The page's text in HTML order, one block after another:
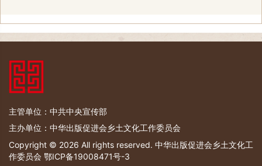
主管单位：中共中央宣传部
主办单位：中华出版促进会乡土文化工作委员会
Copyright © 2026 All rights reserved. 中华出版促进会乡土文化工
作委员会 鄂ICP备19008471号-3